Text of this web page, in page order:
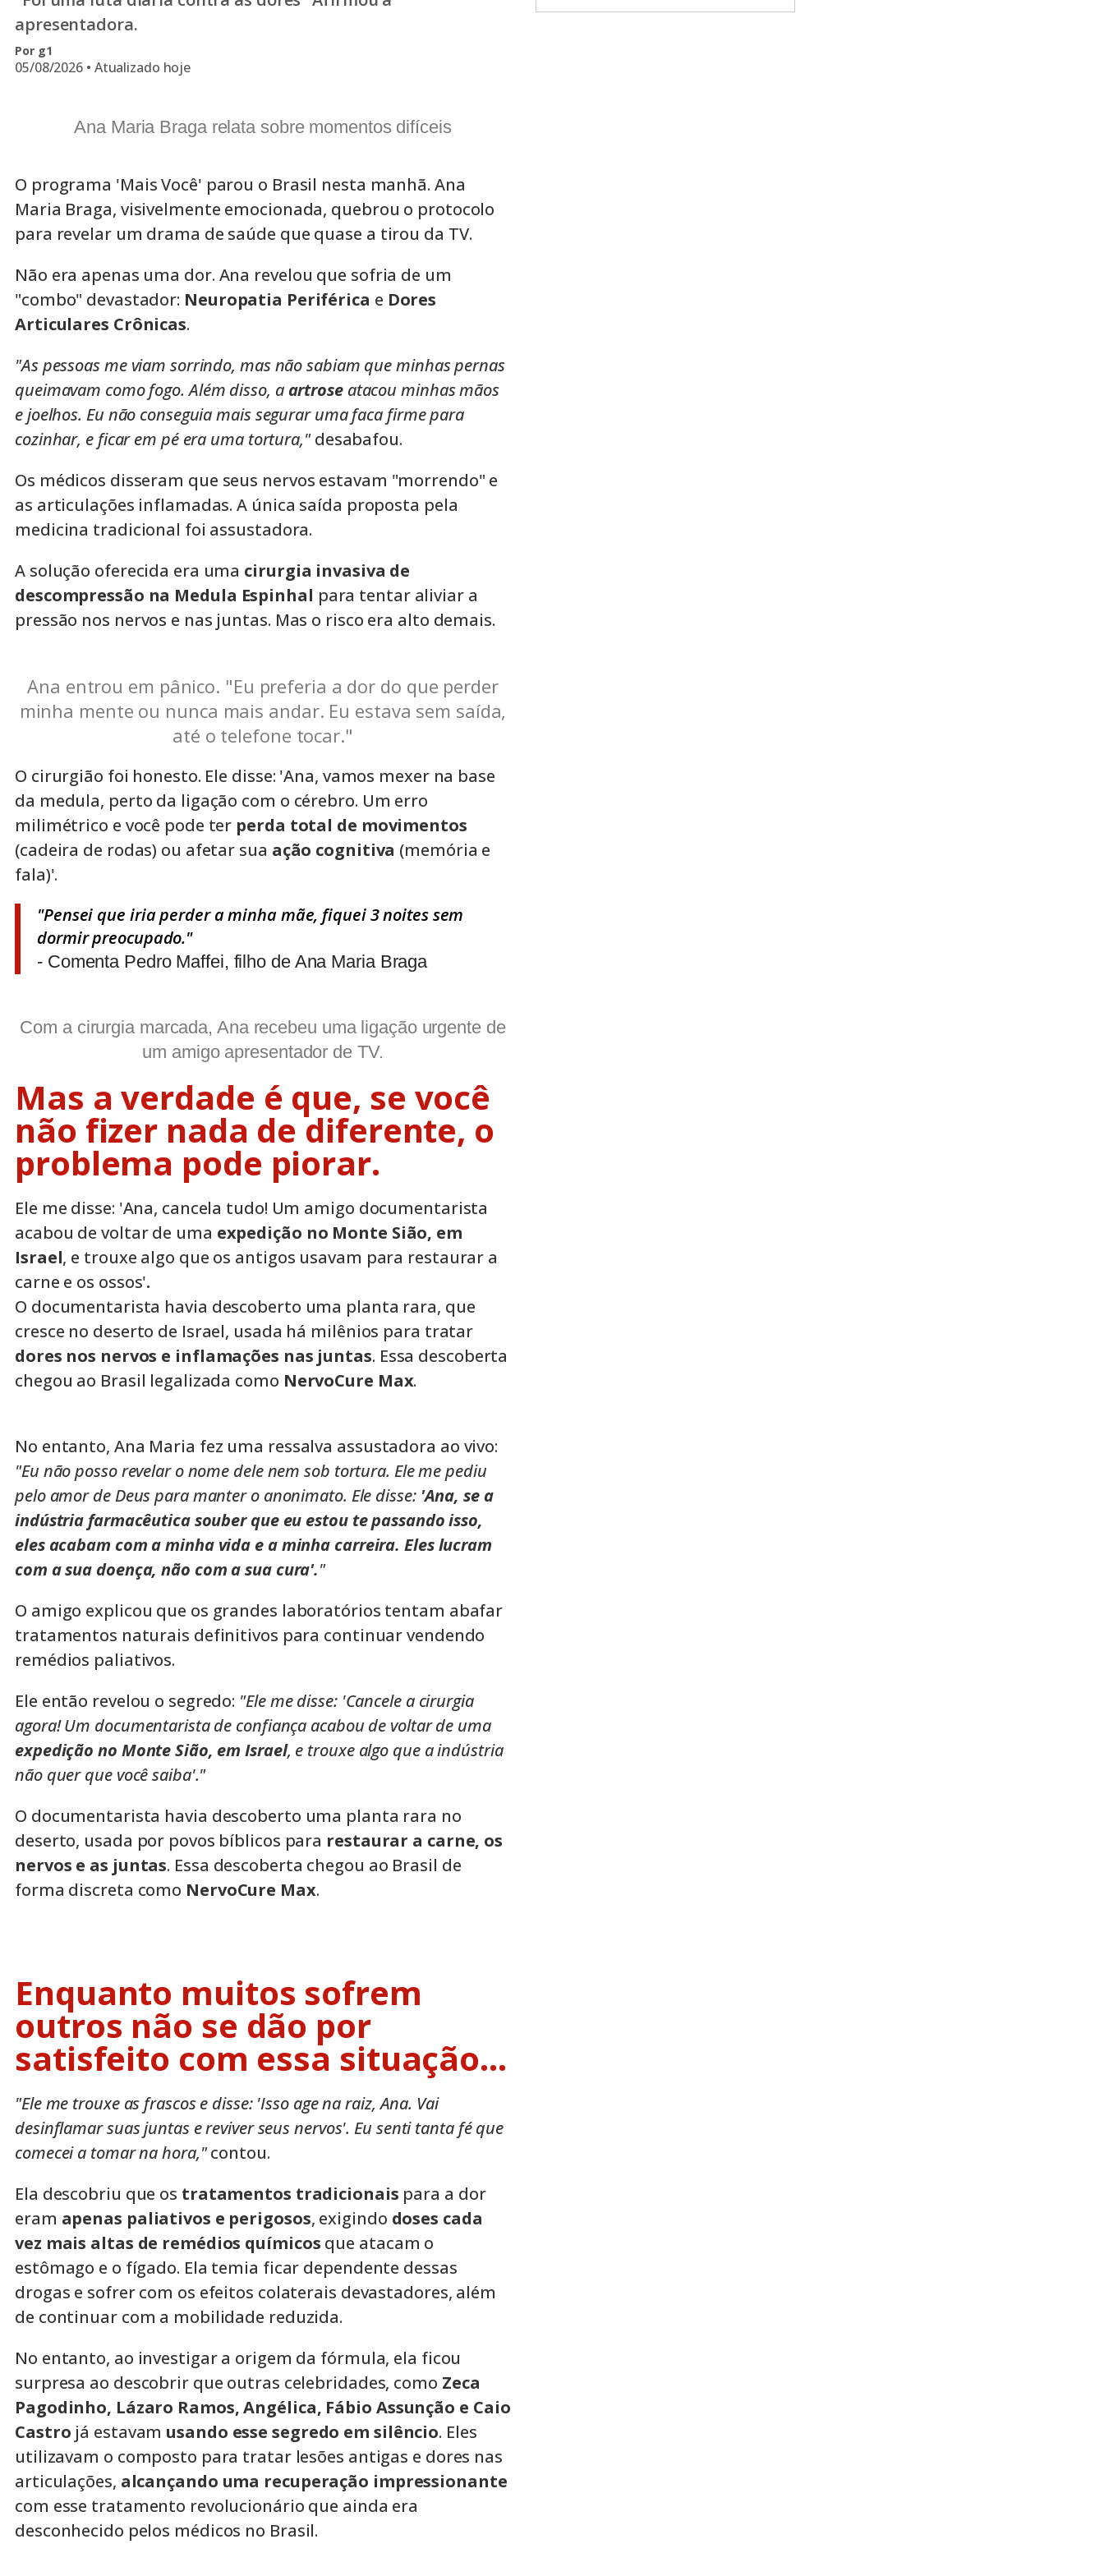
apresentadora.
Por g1
05/08/2026 • Atualizado hoje
Ana Maria Braga relata sobre momentos difíceis
O programa 'Mais Você' parou o Brasil nesta manhã. Ana
Maria Braga, visivelmente emocionada, quebrou o protocolo
para revelar um drama de saúde que quase a tirou da TV.
Não era apenas uma dor. Ana revelou que sofria de um
"combo" devastador: Neuropatia Periférica e Dores
Articulares Crônicas.
"As pessoas me viam sorrindo, mas não sabiam que minhas pernas
queimavam como fogo. Além disso, a artroseatacou minhas mãos
e joelhos. Eu não conseguia mais segurar uma faca firme para
cozinhar, e ficar em pé era uma tortura,"desabafou.
Os médicos disseram que seus nervos estavam "morrendo" e
as articulações inflamadas. A única saída proposta pela
medicina tradicional foi assustadora.
A solução oferecida era uma cirurgia invasiva de
descompressão na Medula Espinhal para tentar aliviar a
pressão nos nervos e nas juntas. Mas o risco era alto demais.
Ana entrou em pânico. "Eu preferia a dor do que perder
minha mente ou nunca mais andar. Eu estava sem saída,
até o telefone tocar."
O cirurgião foi honesto. Ele disse: 'Ana, vamos mexer na base
da medula, perto da ligação com o cérebro. Um erro
milimétrico e você pode ter perda total de movimentos
(cadeira de rodas) ou afetar sua ação cognitiva (memória e
fala)'.
"Pensei que iria perder a minha mãe, fiquei 3 noites sem
dormir preocupado."
- Comenta Pedro Maffei, filho de Ana Maria Braga​
Com a cirurgia marcada, Ana recebeu uma ligação urgente de
um amigo apresentador de TV.
Mas a verdade é que, se você
não fizer nada de diferente, o
problema pode piorar.
Ele me disse: 'Ana, cancela tudo! Um amigo documentarista
acabou de voltar de uma expedição no Monte Sião, em
Israel, e trouxe algo que os antigos usavam para restaurar a
carne e os ossos'.
O documentarista havia descoberto uma planta rara, que
cresce no deserto de Israel, usada há milênios para tratar
dores nos nervos e inflamações nas juntas. Essa descoberta
chegou ao Brasil legalizada como NervoCure Max.
No entanto, Ana Maria fez uma ressalva assustadora ao vivo:
"Eu não posso revelar o nome dele nem sob tortura. Ele me pediu
pelo amor de Deus para manter o anonimato. Ele disse: 'Ana, se a
indústria farmacêutica souber que eu estou te passando isso,
eles acabam com a minha vida e a minha carreira. Eles lucram
com a sua doença, não com a sua cura'."
O amigo explicou que os grandes laboratórios tentam abafar
tratamentos naturais definitivos para continuar vendendo
remédios paliativos.
Ele então revelou o segredo: "Ele me disse: 'Cancele a cirurgia
agora! Um documentarista de confiança acabou de voltar de uma
expedição no Monte Sião, em Israel, e trouxe algo que a indústria
não quer que você saiba'."
O documentarista havia descoberto uma planta rara no
deserto, usada por povos bíblicos para restaurar a carne, os
nervos e as juntas. Essa descoberta chegou ao Brasil de
forma discreta como NervoCure Max.
Enquanto muitos sofrem
outros não se dão por
satisfeito com essa situação…
"Ele me trouxe as frascos e disse: 'Isso age na raiz, Ana. Vai
desinflamar suas juntas e reviver seus nervos'. Eu senti tanta fé que
comecei a tomar na hora,"contou.
Ela descobriu que os tratamentos tradicionais para a dor
eram apenas paliativos e perigosos, exigindo doses cada
vez mais altas de remédios químicos que atacam o
estômago e o fígado. Ela temia ficar dependente dessas
drogas e sofrer com os efeitos colaterais devastadores, além
de continuar com a mobilidade reduzida.
No entanto, ao investigar a origem da fórmula, ela ficou
surpresa ao descobrir que outras celebridades, como Zeca
Pagodinho, Lázaro Ramos, Angélica, Fábio Assunção e Caio
Castro já estavam usando esse segredo em silêncio. Eles
utilizavam o composto para tratar lesões antigas e dores nas
articulações, alcançando uma recuperação impressionante
com esse tratamento revolucionário que ainda era
desconhecido pelos médicos no Brasil.